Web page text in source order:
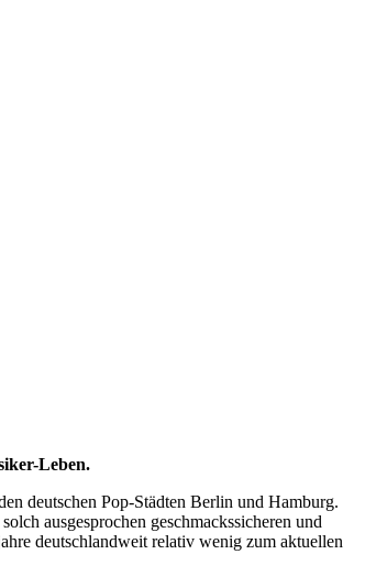
Leben.
deutschen Pop-Städten Berlin und Hamburg.
ausgesprochen geschmackssicheren und
deutschlandweit relativ wenig zum aktuellen